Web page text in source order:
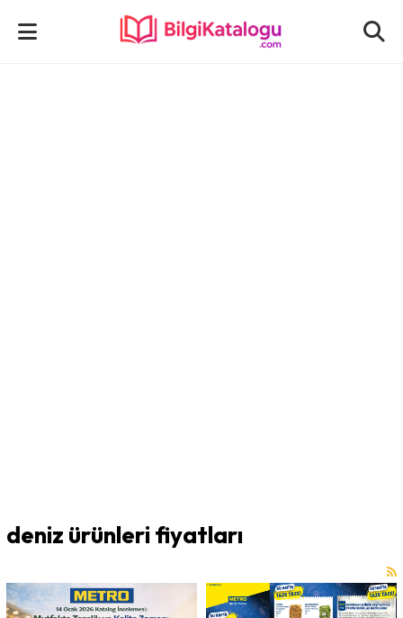
deniz ürünleri fiyatları